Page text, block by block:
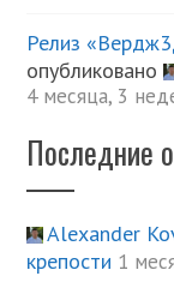
Релиз
опубликовано
4 месяца, 3
Последние
Alexander
крепости 1